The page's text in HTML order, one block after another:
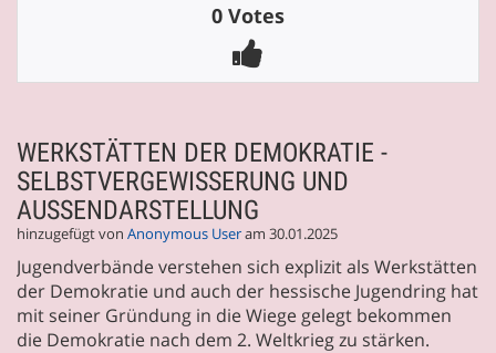
0 Votes
WERKSTÄTTEN DER DEMOKRATIE -
SELBSTVERGEWISSERUNG UND
AUSSENDARSTELLUNG
hinzugefügt von Anonymous Useram 30.01.2025
Jugendverbände verstehen sich explizit als Werkstätten
der Demokratie und auch der hessische Jugendring hat
mit seiner Gründung in die Wiege gelegt bekommen
die Demokratie nach dem 2. Weltkrieg zu stärken.